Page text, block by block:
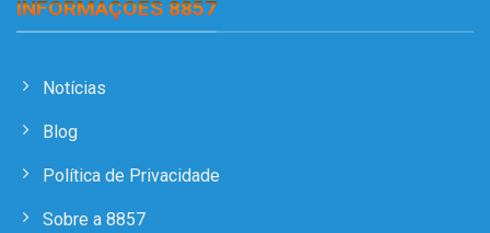
INFORMAÇÕES 8857
Notícias
Blog
Política de Privacidade
Sobre a 8857